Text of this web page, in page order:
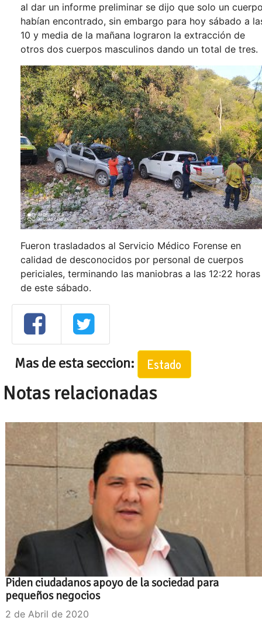
al dar un informe preliminar se dijo que solo un
habían encontrado, sin embargo para hoy sábado a
10 y media de la mañana lograron la extracción de
otros dos cuerpos masculinos dando un total de tres.
Fueron trasladados al Servicio Médico Forense en
calidad de desconocidos por personal de cuerpos
periciales, terminando las maniobras a las 12:22 horas
de este sábado.
Mas de esta seccion: Estado
Notas relacionadas
Piden ciudadanos apoyo de la sociedad para
pequeños negocios
2 de Abril de 2020